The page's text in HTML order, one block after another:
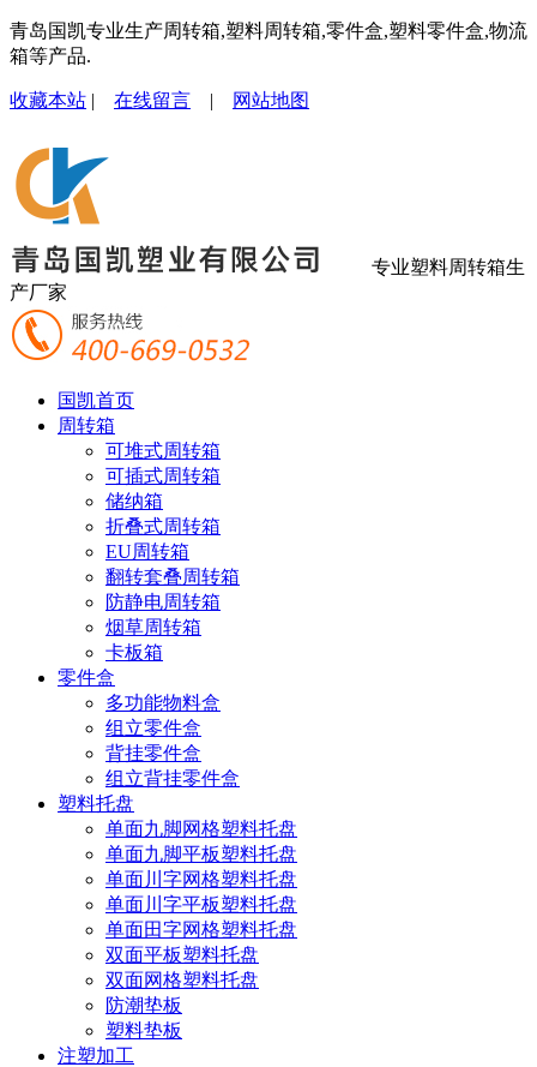
青岛国凯专业生产周转箱,塑料周转箱,零件盒,塑料零件盒,物流
箱等产品.
收藏本站 | 在线留言 | 网站地图
专业塑料周转箱生
产厂家
国凯首页
周转箱
可堆式周转箱
可插式周转箱
储纳箱
折叠式周转箱
EU周转箱
翻转套叠周转箱
防静电周转箱
烟草周转箱
卡板箱
零件盒
多功能物料盒
组立零件盒
背挂零件盒
组立背挂零件盒
塑料托盘
单面九脚网格塑料托盘
单面九脚平板塑料托盘
单面川字网格塑料托盘
单面川字平板塑料托盘
单面田字网格塑料托盘
双面平板塑料托盘
双面网格塑料托盘
防潮垫板
塑料垫板
注塑加工